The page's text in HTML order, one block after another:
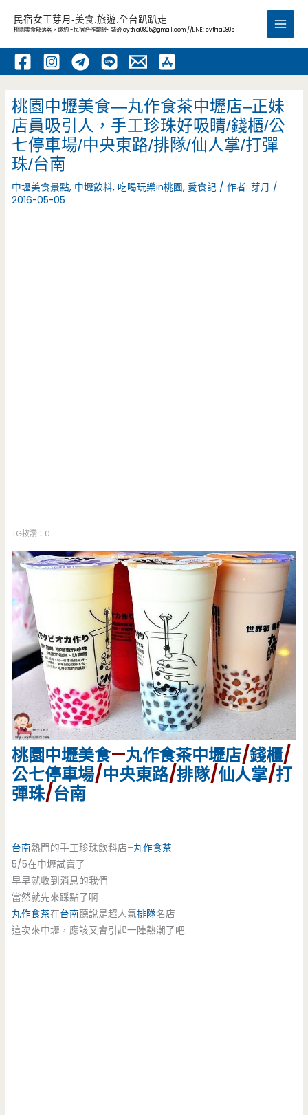
內
民宿女王芽月-美食.旅遊.全台趴趴走
桃園美食部落客，邀約 -民宿合作體驗~ 請洽cythia0805@gmail.com //LINE: cythia0805
Main
桃園中壢美食—丸作食茶中壢店–正妹
店員吸引人，手工珍珠好吸睛/錢櫃/公
七停車場/中央東路/排隊/仙人掌/打彈
珠/台南
中壢美食景點, 中壢飲料, 吃喝玩樂in桃園, 愛食記 / 作者:芽月 /
2016-05-05
TG按讚：0
桃園中壢美食—丸作食茶中壢店/錢櫃/
公七停車場/中央東路/排隊/仙人掌/打
彈珠/台南
台南熱門的手工珍珠飲料店–丸作食茶
5/5在中壢試賣了
早早就收到消息的我們
當然就先來踩點了啊
丸作食茶在台南聽說是超人氣排隊名店
這次來中壢，應該又會引起一陣熱潮了吧